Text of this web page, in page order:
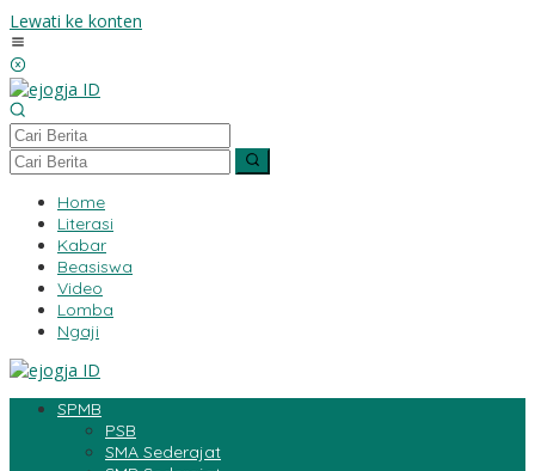
Lewati ke konten
Home
Literasi
Kabar
Beasiswa
Video
Lomba
Ngaji
SPMB
PSB
SMA Sederajat